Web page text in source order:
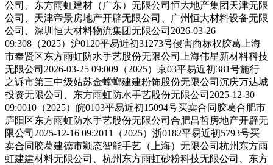
公司、东方雨虹建材（广东）无限公司恒大地产集团天津无限
公司、天津帝景房地产开辟无限公司、广州恒大材料设备无限
公司、深圳恒大材料物流集团无限公司2026-03-26
09:308（2025）沪0120平易近初31273号侵害商标权胶葛上海
市奉贤区东方雨虹防水手艺股份无限公司上海伟星新材料科技
无限公司2026-03-25 09:009（2025）京03平易近初381号施行
之诉市第三中级姑苏金螳螂建建粉饰股份无限公司沉庆万达城
投资无限公司、东方雨虹防水手艺股份无限公司2025-12-30
09:0010（2025）皖0103平易近初15094号买卖合同胶葛合肥市
庐阳区东方雨虹防水手艺股份无限公司合肥昌哲房地产开辟无
限公司2025-12-16 09:2011（2025）浙0182平易近初5793号买
卖合同胶葛建德市颖态智能手艺（上海）无限公司杭州东方雨
虹建建材料无限公司、杭州东方雨虹砂粉科技无限公司、东方